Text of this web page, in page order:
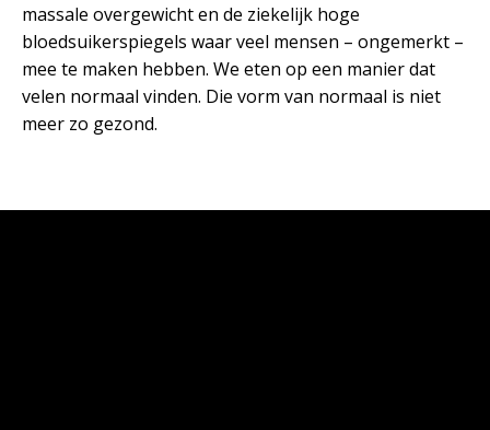
massale overgewicht en de ziekelijk hoge
bloedsuikerspiegels waar veel mensen – ongemerkt –
mee te maken hebben. We eten op een manier dat
velen normaal vinden. Die vorm van normaal is niet
meer zo gezond.